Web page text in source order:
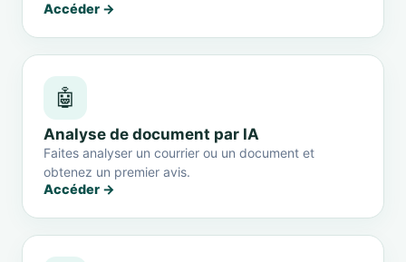
Accéder →
🤖
Analyse de document par IA
Faites analyser un courrier ou un document et
obtenez un premier avis.
Accéder →